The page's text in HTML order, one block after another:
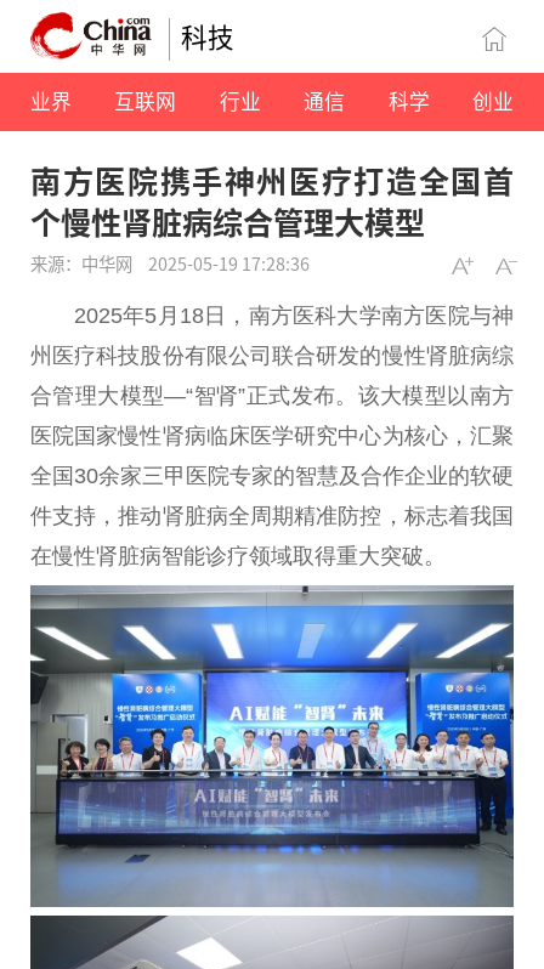
科技
业界 互联网 行业 通信 科学 创业
南方医院携手神州医疗打造全国首
个慢性肾脏病综合管理大模型
来源：中华网 2025-05-19 17:28:36
2025年5月18日，南方医科大学南方医院与神
州医疗科技股份有限公司联合研发的慢性肾脏病综
合管理大模型—“智肾”正式发布。该大模型以南方
医院国家慢性肾病临床医学研究中心为核心，汇聚
全国30余家三甲医院专家的智慧及合作企业的软硬
件支持，推动肾脏病全周期精准防控，标志着我国
在慢性肾脏病智能诊疗领域取得重大突破。